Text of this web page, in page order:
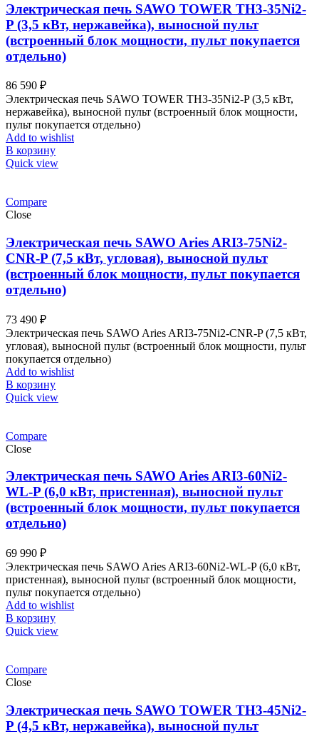
Электрическая печь SAWO TOWER TH3-35Ni2-
P (3,5 кВт, нержавейка), выносной пульт
(встроенный блок мощности, пульт покупается
отдельно)
86 590 ₽
Электрическая печь SAWO TOWER TH3-35Ni2-P (3,5 кВт,
нержавейка), выносной пульт (встроенный блок мощности,
пульт покупается отдельно)
Add to wishlist
В корзину
Quick view
Compare
Close
Электрическая печь SAWO Aries ARI3-75Ni2-
CNR-P (7,5 кВт, угловая), выносной пульт
(встроенный блок мощности, пульт покупается
отдельно)
73 490 ₽
Электрическая печь SAWO Aries ARI3-75Ni2-CNR-P (7,5 кВт,
угловая), выносной пульт (встроенный блок мощности, пульт
покупается отдельно)
Add to wishlist
В корзину
Quick view
Compare
Close
Электрическая печь SAWO Aries ARI3-60Ni2-
WL-P (6,0 кВт, пристенная), выносной пульт
(встроенный блок мощности, пульт покупается
отдельно)
69 990 ₽
Электрическая печь SAWO Aries ARI3-60Ni2-WL-P (6,0 кВт,
пристенная), выносной пульт (встроенный блок мощности,
пульт покупается отдельно)
Add to wishlist
В корзину
Quick view
Compare
Close
Электрическая печь SAWO TOWER TH3-45Ni2-
P (4,5 кВт, нержавейка), выносной пульт